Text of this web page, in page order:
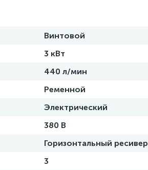
Винтовой
3 кВт
440 л/мин
Ременной
Электрический
380 В
Горизонтальный ресивер
3